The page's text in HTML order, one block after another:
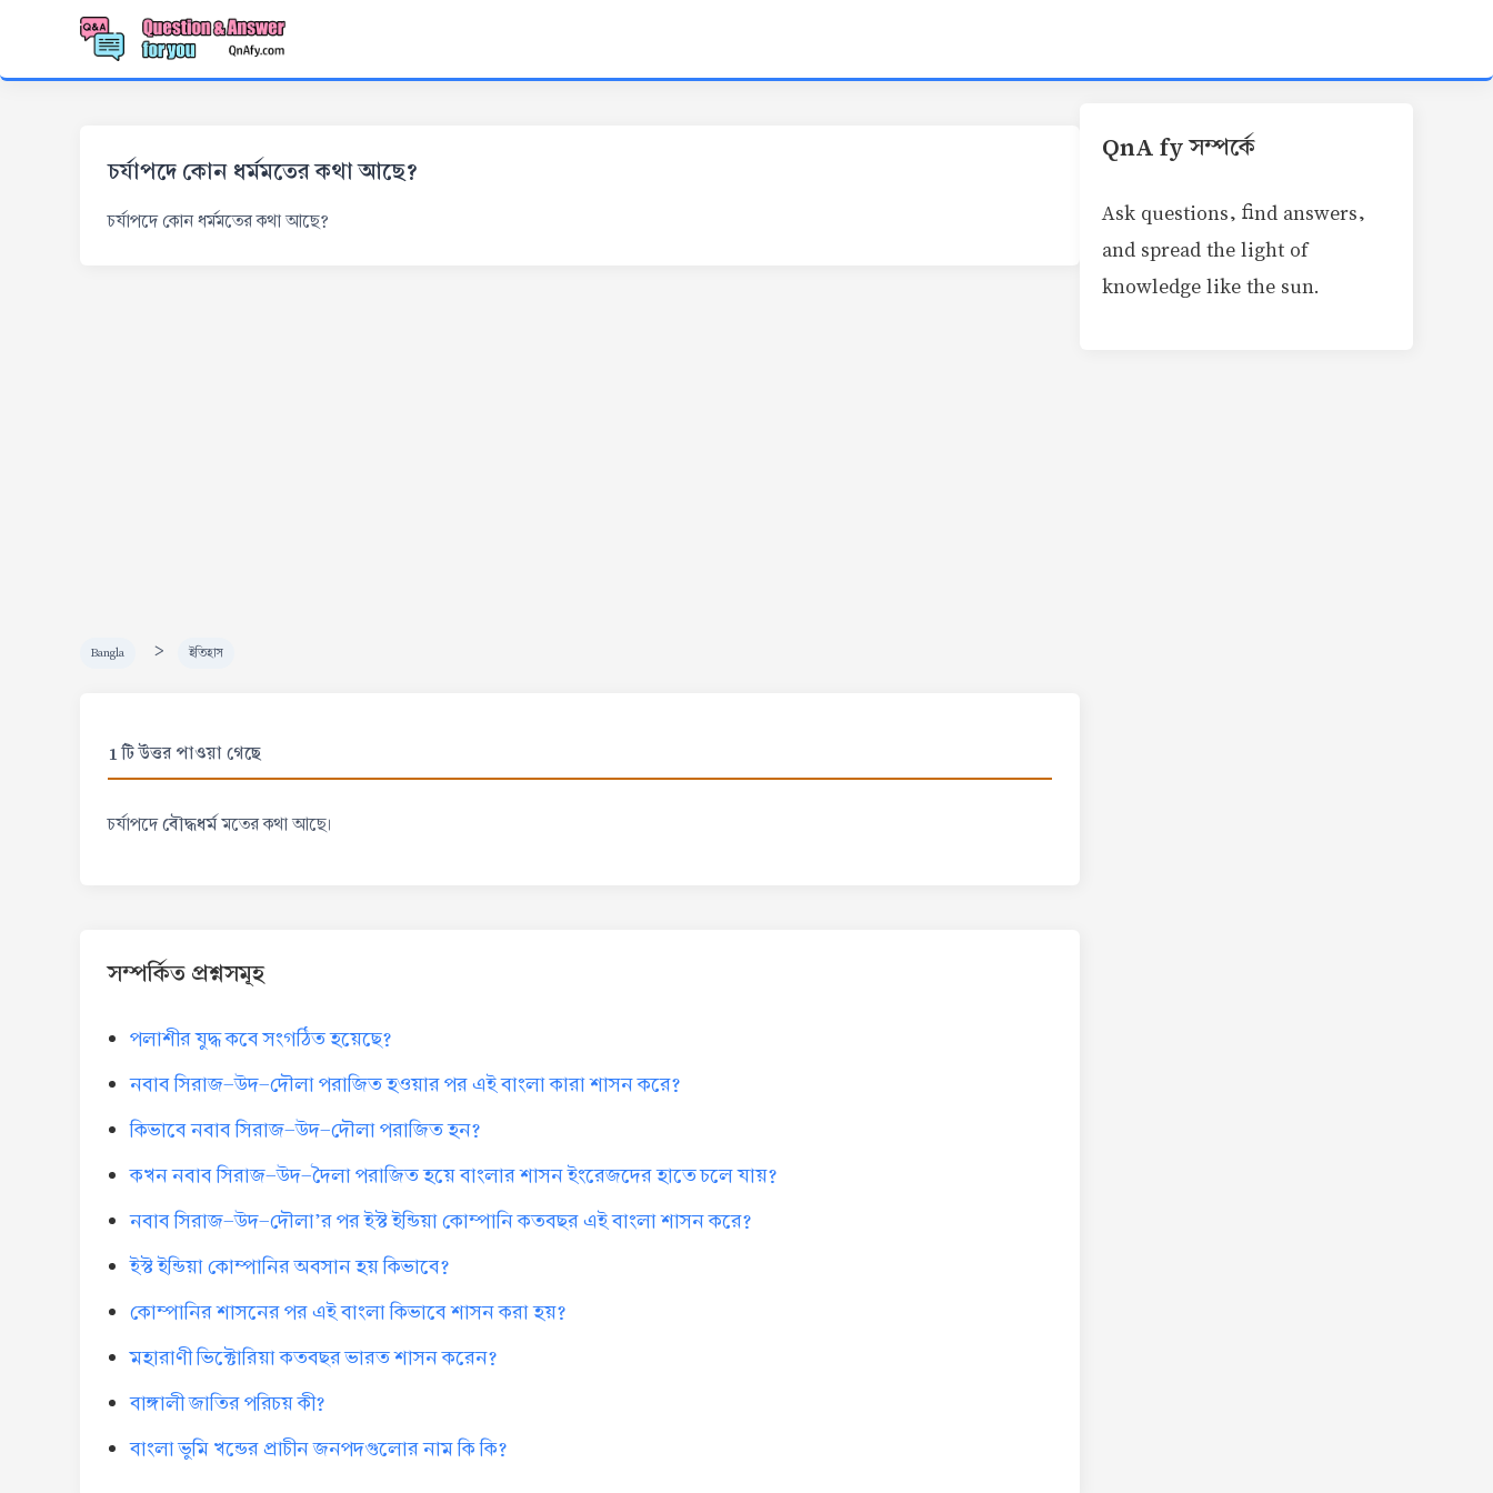
চর্যাপদে কোন ধর্মমতের কথা আছে?
চর্যাপদে কোন ধর্মমতের কথা আছে?
Bangla > ইতিহাস
1 টি উত্তর পাওয়া গেছে
চর্যাপদেবৌদ্ধধর্মমতের কথা আছে।
সম্পর্কিত প্রশ্নসমূহ
পলাশীর যুদ্ধ কবে সংগঠিত হয়েছে?
নবাব সিরাজ-উদ-দৌলা পরাজিত হওয়ার পর এই বাংলা কারা শাসন করে?
কিভাবে নবাব সিরাজ-উদ-দৌলা পরাজিত হন?
কখন নবাব সিরাজ-উদ-দৈলা পরাজিত হয়ে বাংলার শাসন ইংরেজদের হাতে চলে যায়?
নবাব সিরাজ-উদ-দৌলা’র পর ইস্ট ইন্ডিয়া কোম্পানি কতবছর এই বাংলা শাসন করে?
ইস্ট ইন্ডিয়া কোম্পানির অবসান হয় কিভাবে?
কোম্পানির শাসনের পর এই বাংলা কিভাবে শাসন করা হয়?
মহারাণী ভিক্টোরিয়া কতবছর ভারত শাসন করেন?
বাঙ্গালী জাতির পরিচয় কী?
বাংলা ভুমি খন্ডের প্রাচীন জনপদগুলোর নাম কি কি?
QnA fy সম্পর্কে
Ask questions, find answers,
and spread the light of
knowledge like the sun.